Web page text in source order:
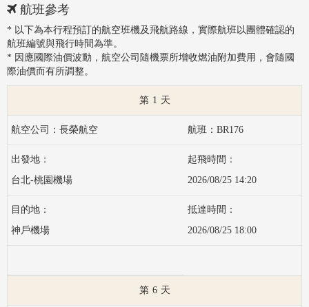
航班參考
* 以下為本行程預訂的航空班機及飛航路線，實際航班以團體確認的
航班編號與飛行時間為準。
* 因應國際油價波動，航空公司隨機票所增收燃油附加費用，會隨國
際油價而有所調整。
1
長榮航空 BR176
台北-桃園機場 2026/08/25 14:20
神戶機場 2026/08/25 18:00
6